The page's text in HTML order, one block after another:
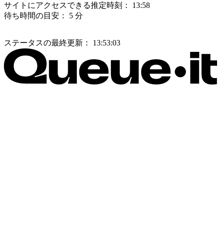
サイトにアクセスできる推定時刻：
13:58
待ち時間の目安：
5 分
ステータスの最終更新： 13:53:03